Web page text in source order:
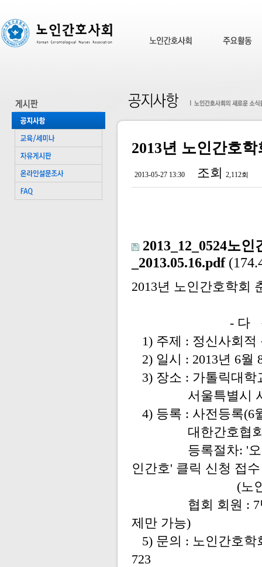
2013년 노인간호
2013-05-27 13:30 조회 2,112회
2013_12_0524노
_2013.05.16.pdf
2013년 노인간호학회
- 다 음
1) 주제 : 정신사회적
2) 일시 : 2013년 6월
3) 장소 : 가톨릭대학
서울특별시 서초
4) 등록 : 사전등록(6
대한간호협회
등록절차: '오프라
인간호' 클릭 신청 접수
(노인간호학
협회 회원 : 7만원/
제만 가능)
5) 문의 : 노인간호
723